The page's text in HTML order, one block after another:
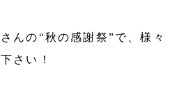
んの“秋の感謝祭”で、様々
さい！